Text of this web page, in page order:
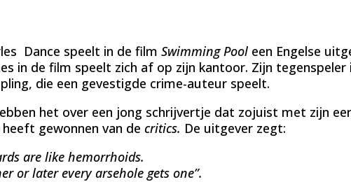
Dance speelt in de film Swimming Pooleen Engelse
in de film speelt zich af op zijn kantoor. Zijn tegenspeler
die een gevestigde crime-auteur speelt.
het over een jong schrijvertje dat zojuist met zijn
gewonnen van de critics. De uitgever zegt:
are like hemorrhoids.
or later every arsehole gets one”.